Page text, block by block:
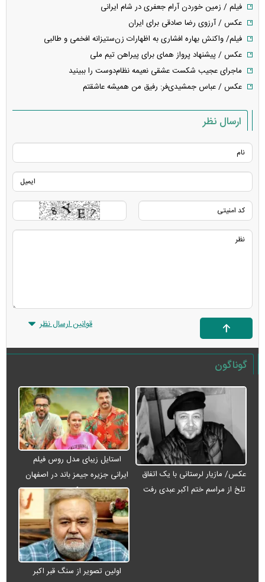
فیلم / زمین خوردن آرام جعفری در شام ایرانی
عکس / آرزوی رضا صادقی برای ایران
فیلم/ واکنش بهاره افشاری به اظهارات زن‌ستیزانه افخمی و طالبی
عکس / پیشنهاد پرواز همای برای پیراهن تیم ملی
ماجرای عجیب شکست عشقی نعیمه نظام‌دوست را ببینید
عکس / عباس جمشیدی‌فر: رفیق من همیشه عاشقتم
ارسال نظر
قوانین ارسال نظر
گوناگون
عکس/ مازیار لرستانی با یک اتفاق
تلخ از مراسم ختم اکبر عبدی رفت
استایل زیبای مدل روس فیلم
ایرانی جزیره جیمز باند در اصفهان
+ عکس
اولین تصویر از سنگ قبر اکبر